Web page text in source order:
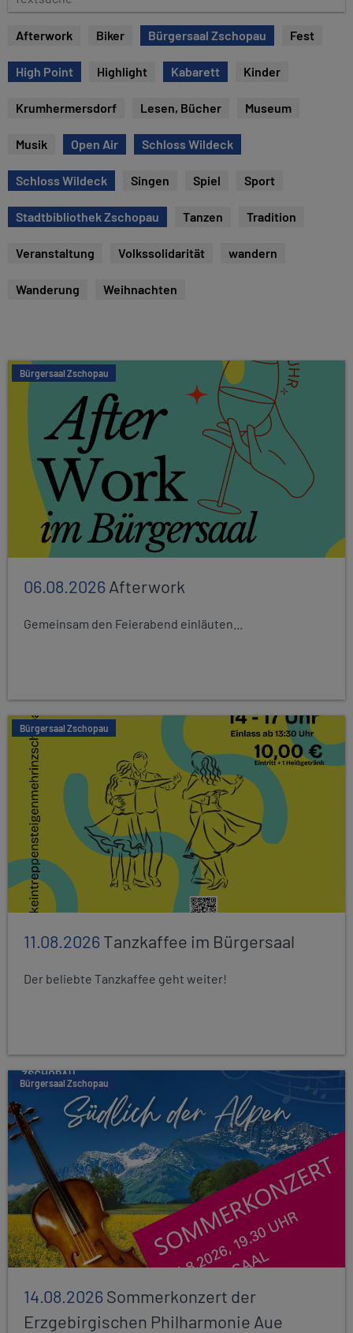
e
s
u
Afterwork Biker Bürgersaal Zschopau Fest
High Point Highlight Kabarett Kinder
Krumhermersdorf Lesen, Bücher Museum
Musik Open Air Schloss Wildeck
Schloss Wildeck Singen Spiel Sport
Stadtbibliothek Zschopau Tanzen Tradition
Veranstaltung Volkssolidarität wandern
Wanderung Weihnachten
Bürgersaal Zschopau
06.08.2026Afterwork
Gemeinsam den Feierabend einläuten...
Bürgersaal Zschopau
11.08.2026Tanzkaffee im Bürgersaal
Der beliebte Tanzkaffee geht weiter!
Bürgersaal Zschopau
14.08.2026Sommerkonzert der
Erzgebirgischen Philharmonie Aue